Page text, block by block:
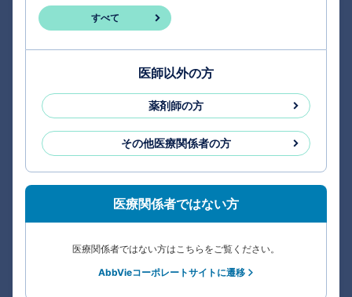
すべて
医師以外の方
薬剤師の方
その他医療関係者の方
医療関係者ではない方
医療関係者ではない方はこちらをご覧ください。
AbbVieコーポレートサイトに遷移